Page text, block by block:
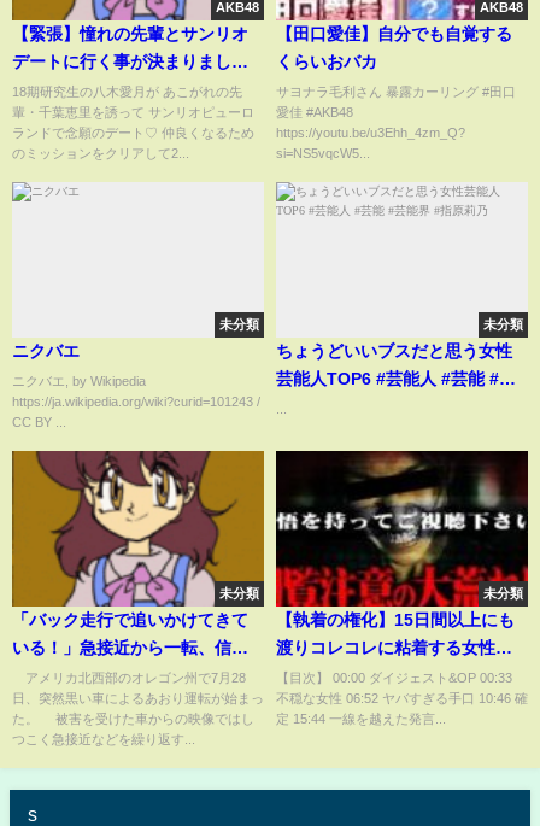
AKB48
【緊張】憧れの先輩とサンリオ
デートに行く事が決まりまし
た、、、
18期研究生の八木愛月が あこがれの先
輩・千葉恵里を誘って サンリオピューロ
ランドで念願のデート♡ 仲良くなるため
のミッションをクリアして2...
AKB48
【田口愛佳】自分でも自覚する
くらいおバカ
サヨナラ毛利さん 暴露カーリング #田口
愛佳 #AKB48
https://youtu.be/u3Ehh_4zm_Q?
si=NS5vqcW5...
未分類
ニクバエ
ニクバエ, by Wikipedia
https://ja.wikipedia.org/wiki?curid=101243 /
CC BY ...
未分類
ちょうどいいブスだと思う女性
芸能人TOP6 #芸能人 #芸能 #芸
未分類
「バック走行で追いかけてきて
いる！」急接近から一転、信じ
がたい体勢で2km近くあおり運
転…危険すぎる運転の様子と恐
怖の叫び声 アメリカ(ABEMA
アメリカ北西部のオレゴン州で7月28
日、突然黒い車によるあおり運転が始まっ
た。 被害を受けた車からの映像ではし
つこく急接近などを繰り返す...
未分類
【執着の権化】15日間以上にも
渡りコレコレに粘着する女性が
大暴走で明らかに一線を越えて
しまう...
【目次】 00:00 ダイジェスト&OP 00:33
不穏な女性 06:52 ヤバすぎる手口 10:46 確
定 15:44 一線を越えた発言...
s